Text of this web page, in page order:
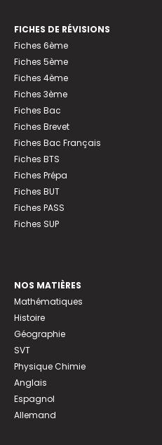
FICHES DE RÉVISIONS
Fiches 6ème
Fiches 5ème
Fiches 4ème
Fiches 3ème
Fiches Bac
Fiches Brevet
Fiches Bac Français
Fiches BTS
Fiches Prépa
Fiches BUT
Fiches PASS
Fiches SUP
NOS MATIÈRES
Mathématiques
Histoire
Géographie
SVT
Physique Chimie
Anglais
Espagnol
Allemand